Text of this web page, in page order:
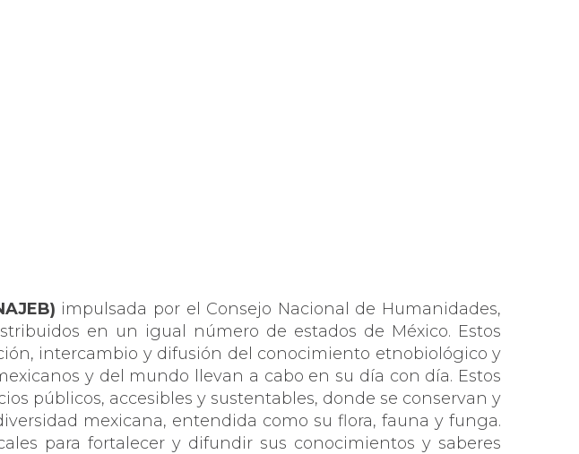
impulsada por el Consejo Nacional de Humanidades,
en un igual número de estados de México. Estos
intercambio y difusión del conocimiento etnobiológico y
y del mundo llevan a cabo en su día con día. Estos
públicos, accesibles y sustentables, donde se conservan y
mexicana, entendida como su flora, fauna y funga.
para fortalecer y difundir sus conocimientos y saberes